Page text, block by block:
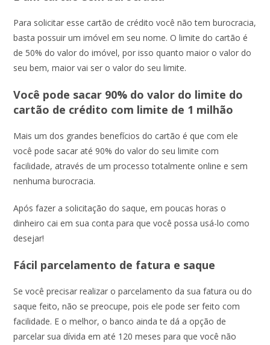
Para solicitar esse cartão de crédito você não tem burocracia,
basta possuir um imóvel em seu nome. O limite do cartão é
de 50% do valor do imóvel, por isso quanto maior o valor do
seu bem, maior vai ser o valor do seu limite.
Você pode sacar 90% do valor do limite do
cartão de crédito com limite de 1 milhão
Mais um dos grandes benefícios do cartão é que com ele
você pode sacar até 90% do valor do seu limite com
facilidade, através de um processo totalmente online e sem
nenhuma burocracia.
Após fazer a solicitação do saque, em poucas horas o
dinheiro cai em sua conta para que você possa usá-lo como
desejar!
Fácil parcelamento de fatura e saque
Se você precisar realizar o parcelamento da sua fatura ou do
saque feito, não se preocupe, pois ele pode ser feito com
facilidade. E o melhor, o banco ainda te dá a opção de
parcelar sua dívida em até 120 meses para que você não